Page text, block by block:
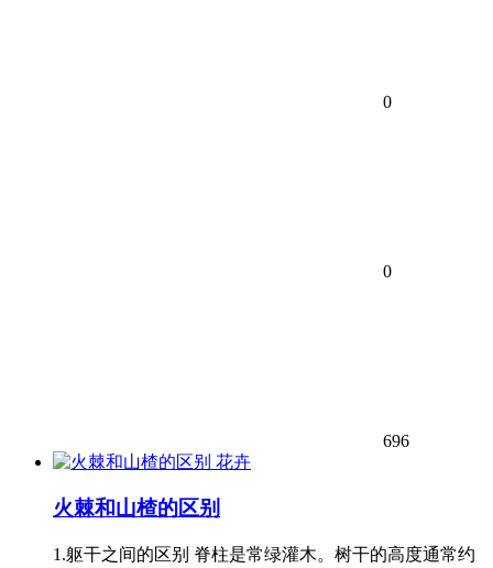
0
0
696
花卉
火棘和山楂的区别
1.躯干之间的区别 脊柱是常绿灌木。树干的高度通常约